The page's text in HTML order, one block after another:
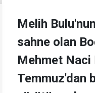
Melih
sahne olan
Mehmet Naci
Temmuz'dan